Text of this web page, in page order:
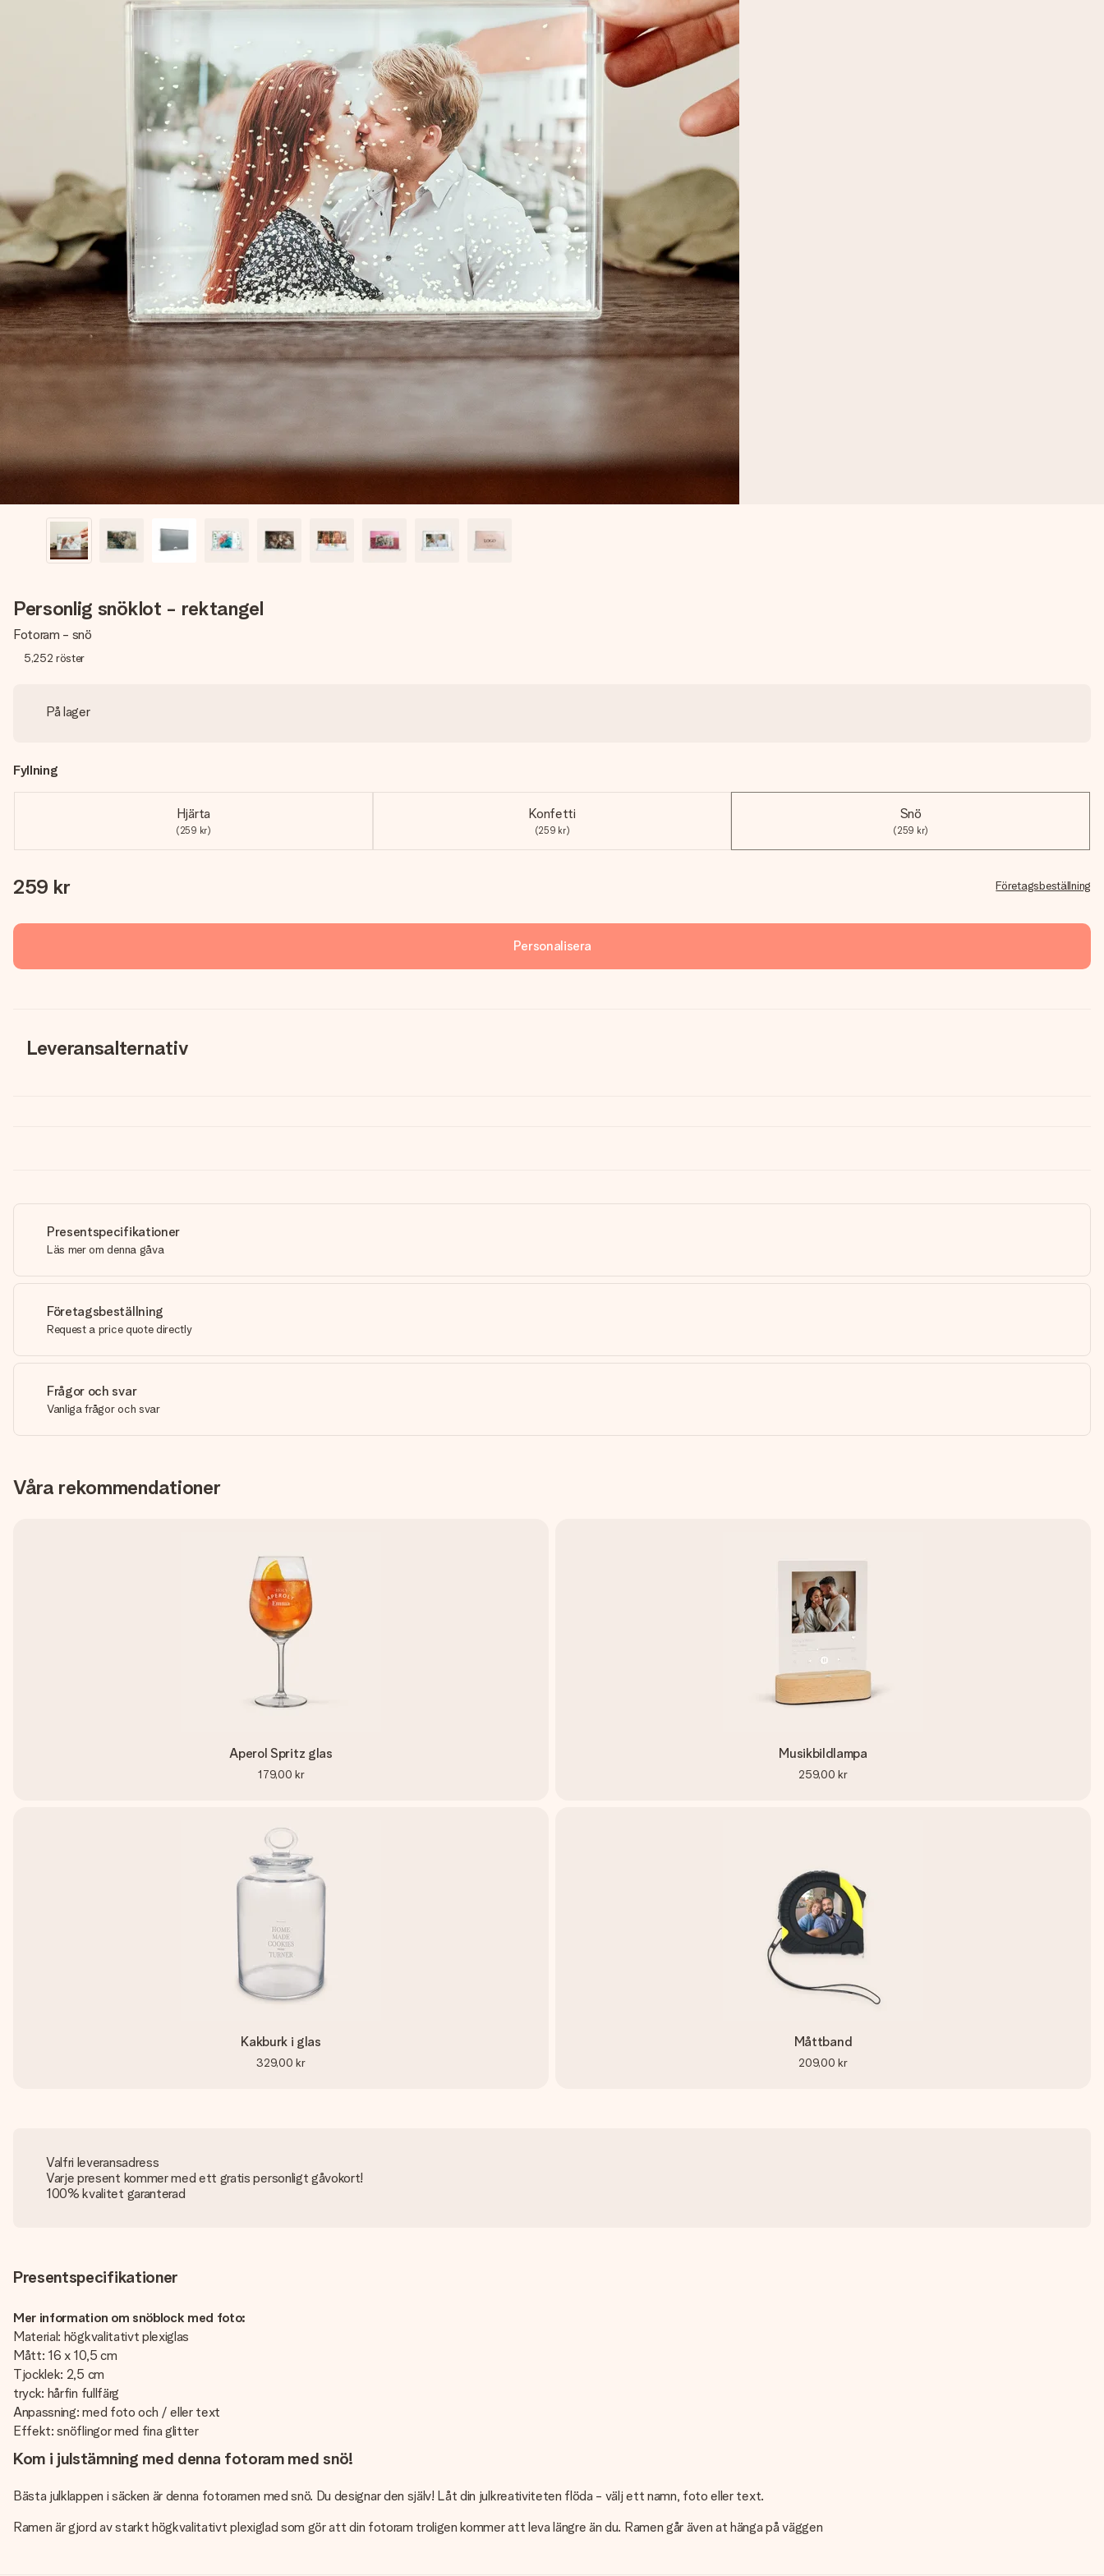
Personlig snöklot - rektangel
Fotoram - snö
5,252 röster
På lager
Fyllning
Hjärta
(259 kr)
Konfetti
(259 kr)
Snö
(259 kr)
259 kr Företagsbeställning
Personalisera
Leveransalternativ
Presentspecifikationer
Läs mer om denna gåva
Företagsbeställning
Request a price quote directly
Frågor och svar
Vanliga frågor och svar
Våra rekommendationer
Aperol Spritz glas
179,00 kr
Musikbildlampa
259,00 kr
Kakburk i glas
329,00 kr
Måttband
209,00 kr
Valfri leveransadress
Varje present kommer med ett gratis personligt gåvokort!
100% kvalitet garanterad
Presentspecifikationer
Mer information om snöblock med foto:
Material: högkvalitativt plexiglas
Mått: 16 x 10,5 cm
Tjocklek: 2,5 cm
tryck: hårfin fullfärg
Anpassning: med foto och / eller text
Effekt: snöflingor med fina glitter
Kom i julstämning med denna fotoram med snö!
Bästa julklappen i säcken är denna fotoramen med snö. Du designar den själv! Låt din julkreativiteten flöda - välj ett namn, foto eller text.
Ramen är gjord av starkt högkvalitativt plexiglad som gör att din fotoram troligen kommer att leva längre än du. Ramen går även at hänga på väggen